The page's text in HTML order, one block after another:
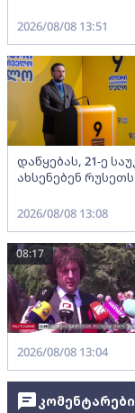
2026/08/08 13:51
დაწყებას, 21-ე
ახსენებენ რუსეთს
2026/08/08 13:08
08:17
2026/08/08 13:04